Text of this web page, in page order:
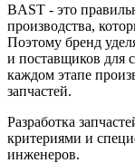
BAST - это
производства,
Поэтому бренд
и поставщиков для
каждом этапе
запчастей.
Разработка
критериями и
инженеров.